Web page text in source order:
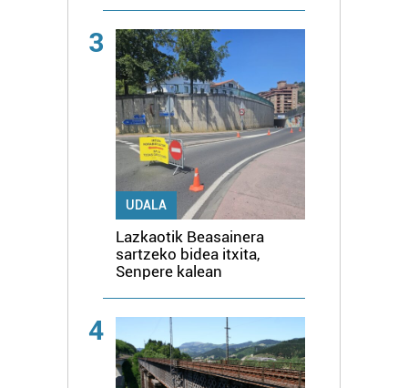
3
UDALA
Lazkaotik Beasainera
sartzeko bidea itxita,
Senpere kalean
4